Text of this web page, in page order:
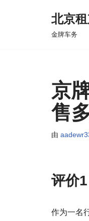
北京
金牌车务
京
售
由
评价1
作为一名